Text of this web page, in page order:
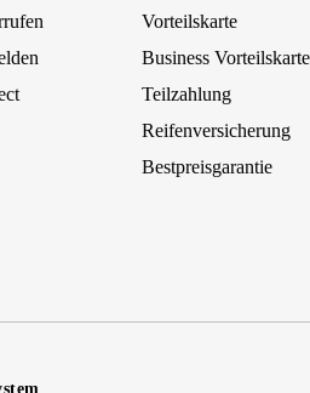
Vorteilskarte
Business Vorteilskarte
Teilzahlung
Reifenversicherung
Bestpreisgarantie